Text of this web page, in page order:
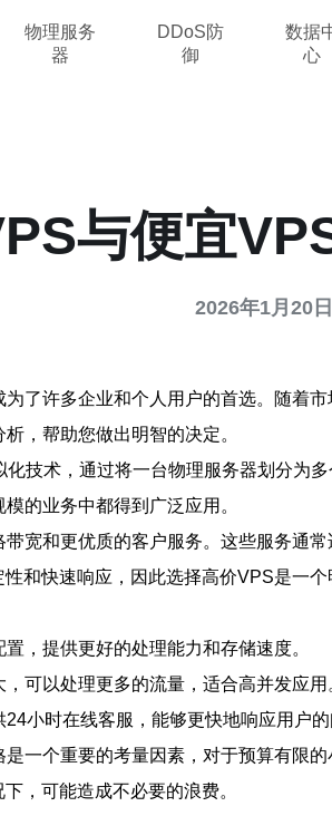
物理服务
器
DDoS防
御
数据
心
与便宜
2026年1月20日
了许多企业和个人用户的首选。随着
，帮助您做出明智的决定。
技术，通过将一台物理服务器划分为
的业务中都得到广泛应用。
宽和更优质的客户服务。这些服务通
和快速响应，因此选择高价VPS是一个
，提供更好的处理能力和存储速度。
可以处理更多的流量，适合高并发应用
小时在线客服，能够更快地响应用户的
一个重要的考量因素，对于预算有限
，可能造成不必要的浪费。